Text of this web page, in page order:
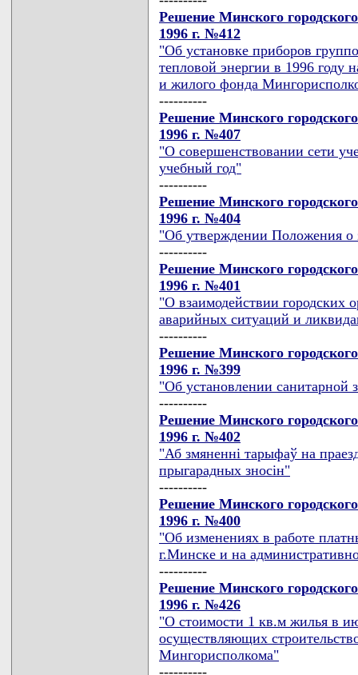
Решение Минского
1996 г. №412
"Об установке приборов
тепловой энергии в 1996 году
и жилого фонда
----------
Решение Минского
1996 г. №407
"О совершенствовании сети
учебный год"
----------
Решение Минского
1996 г. №404
"Об утверждении Положения о
----------
Решение Минского
1996 г. №401
"О взаимодействии городских
аварийных ситуаций и
----------
Решение Минского
1996 г. №399
"Об установлении санитарной
----------
Решение Минского
1996 г. №402
"Аб змяненнi тарыфаў на
прыгарадных зносiн"
----------
Решение Минского
1996 г. №400
"Об изменениях в работе
г.Минске и на
----------
Решение Минского
1996 г. №426
"О стоимости 1 кв.м жилья в
осуществляющих
Мингорисполкома"
----------